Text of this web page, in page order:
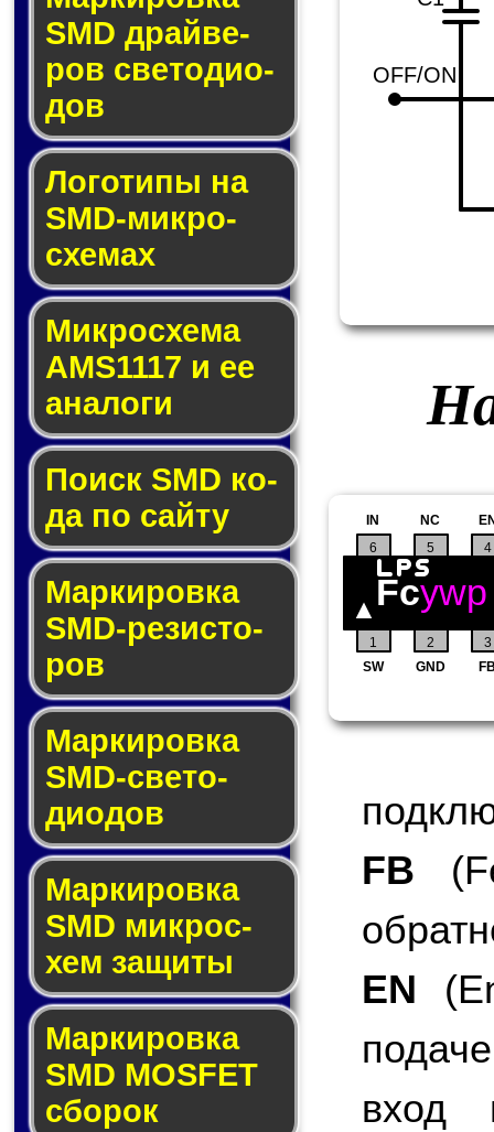
SMD драй­ве­
ров све­то­ди­о­
дов
Логотипы на
SMD-мик­ро­
схе­мах
Микросхема
AMS1117 и ее
ана­ло­ги
Поиск SMD ко­
да по сай­ту
Маркировка
SMD-ре­зис­то­
ров
Маркировка
SMD-све­то­
дио­дов
Мар­ки­ров­ка
SMD мик­рос­
хем защиты
Мар­ки­ров­ка
SMD MOSFET
сбо­рок
OFF/ON
1 2 3
4
SW GND
NC
5
6
IN
Fcywp
FB
EN
вход